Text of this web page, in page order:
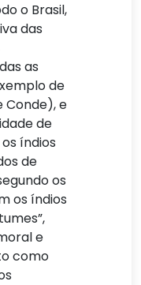
o Brasil,
das
as
de
Conde), e
de
índios
de
os
os índios
e
como